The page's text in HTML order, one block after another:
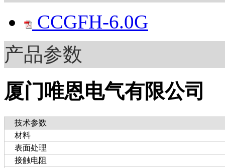
CCGFH-6.0G
产品参数
技术参数
材料
表面处理
接触电阻
厦门唯恩电气有限公司